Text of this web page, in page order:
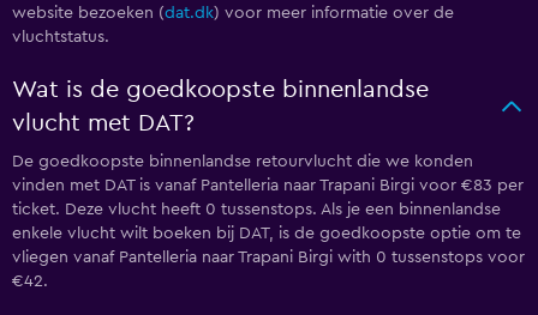
website bezoeken (dat.dk) voor meer informatie over de
vluchtstatus.
Wat is de goedkoopste binnenlandse
vlucht met DAT?
De goedkoopste binnenlandse retourvlucht die we konden
vinden met DAT is vanaf Pantelleria naar Trapani Birgi voor €83 per
ticket. Deze vlucht heeft 0 tussenstops. Als je een binnenlandse
enkele vlucht wilt boeken bij DAT, is de goedkoopste optie om te
vliegen vanaf Pantelleria naar Trapani Birgi with 0 tussenstops voor
€42.